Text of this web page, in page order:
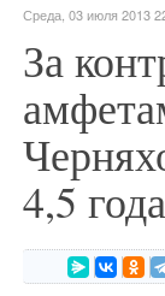
Среда, 03 июля 2013
За
4,5 года